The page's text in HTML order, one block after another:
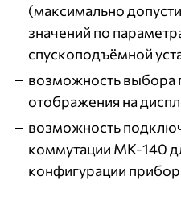
(максимально
значений по
спускоподъёмной
возможность выбора
отображения на
возможность
коммутации МК-140
конфигурации